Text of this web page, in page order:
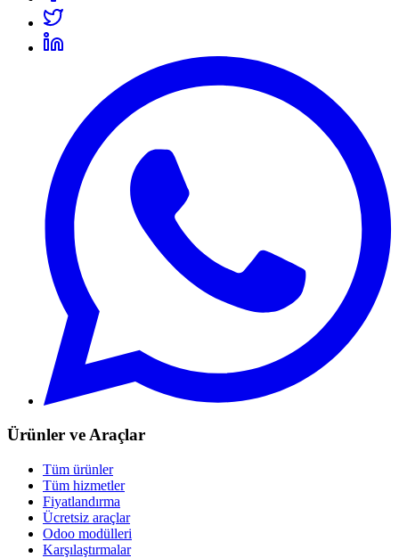
Ürünler ve Araçlar
Tüm ürünler
Tüm hizmetler
Fiyatlandırma
Ücretsiz araçlar
Odoo modülleri
Karşılaştırmalar